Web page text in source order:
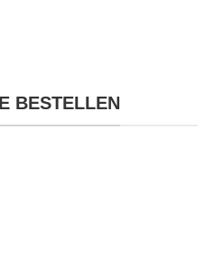
BESTELLEN